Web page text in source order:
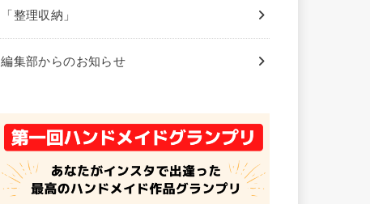
「整理収納」
編集部からのお知らせ